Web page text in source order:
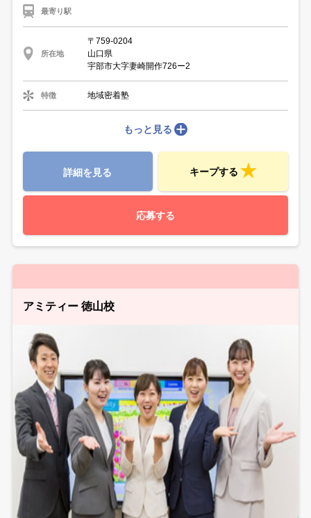
最寄り駅
所在地
〒759-0204
山口県
宇部市大字妻崎開作726ー2
特徴 地域密着塾
もっと見る
詳細を見る キープする
応募する
アミティー 徳山校